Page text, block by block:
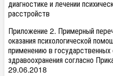
диагностике и лечении
расстройств
Приложение 2. Примерный
оказания психологической
применению в государственных
здравоохранения согласно
29.06.2018